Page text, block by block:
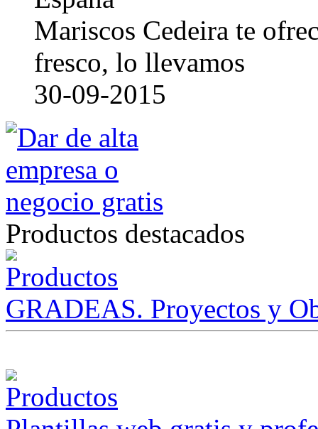
Mariscos Cedeira te
fresco, lo llevamos
30-09-2015
Productos destacados
GRADEAS. Proyectos y